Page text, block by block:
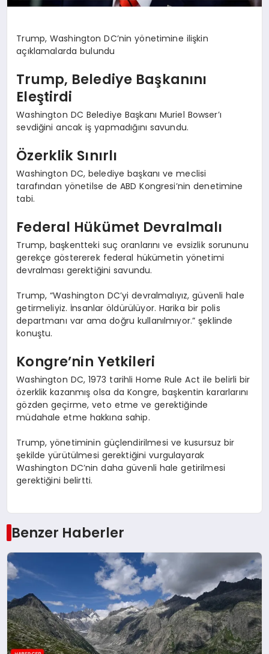
Trump, Washington DC’nin yönetimine ilişkin
açıklamalarda bulundu
Trump, Belediye Başkanını
Eleştirdi
Washington DC Belediye Başkanı Muriel Bowser’ı
sevdiğini ancak iş yapmadığını savundu.
Özerklik Sınırlı
Washington DC, belediye başkanı ve meclisi
tarafından yönetilse de ABD Kongresi’nin denetimine
tabi.
Federal Hükümet Devralmalı
Trump, başkentteki suç oranlarını ve evsizlik sorununu
gerekçe göstererek federal hükümetin yönetimi
devralması gerektiğini savundu.
Trump, “Washington DC’yi devralmalıyız, güvenli hale
getirmeliyiz. İnsanlar öldürülüyor. Harika bir polis
departmanı var ama doğru kullanılmıyor.” şeklinde
konuştu.
Kongre’nin Yetkileri
Washington DC, 1973 tarihli Home Rule Act ile belirli bir
özerklik kazanmış olsa da Kongre, başkentin kararlarını
gözden geçirme, veto etme ve gerektiğinde
müdahale etme hakkına sahip.
Trump, yönetiminin güçlendirilmesi ve kusursuz bir
şekilde yürütülmesi gerektiğini vurgulayarak
Washington DC’nin daha güvenli hale getirilmesi
gerektiğini belirtti.
Benzer Haberler